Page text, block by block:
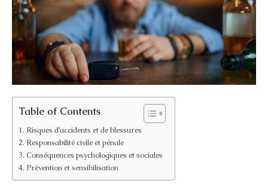
Table of Contents
Risques d’accidents et de blessures
Responsabilité civile et pénale
Conséquences psychologiques et sociales
Prévention et sensibilisation